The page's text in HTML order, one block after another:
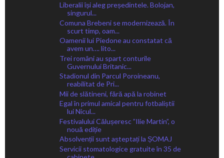
Liberalii își aleg președintele. Bolojan,
singurul...
Comuna Brebeni se modernizează. În
scurt timp, oam...
Oamenii lui Piedone au constatat că
avem un…. lito...
Trei români au spart conturile
Guvernului Britanic...
Stadionul din Parcul Poroineanu,
reabilitat de Pri...
Mii de slătineni, fără apă la robinet
Egal în primul amical pentru fotbaliștii
lui Nicul...
Festivalului Călușeresc ”Ilie Martin”, o
nouă ediție
Absolvenții sunt așteptați la ȘOMAJ
Servicii stomatologice gratuite în 35 de